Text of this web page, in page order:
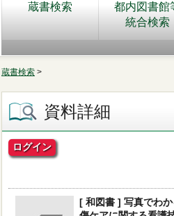
蔵書検索
都内図書館
統合検索
蔵書検索 >
資料詳細
ログイン
[ 和図書 ] 写真でわ